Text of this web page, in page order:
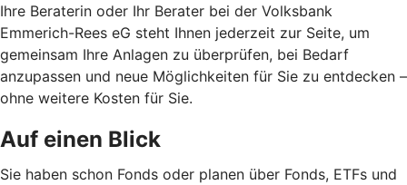
Ihre Beraterin oder Ihr Berater bei der Volksbank
Emmerich-Rees eG steht Ihnen jederzeit zur Seite, um
gemeinsam Ihre Anlagen zu überprüfen, bei Bedarf
anzupassen und neue Möglichkeiten für Sie zu entdecken –
ohne weitere Kosten für Sie.
Auf einen Blick
Sie haben schon Fonds oder planen über Fonds, ETFs und